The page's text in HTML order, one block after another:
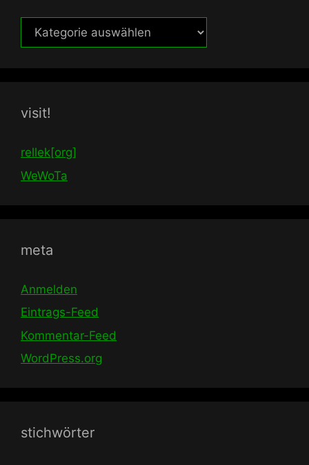
themen
visit!
rellek[org]
WeWoTa
meta
Anmelden
Eintrags-Feed
Kommentar-Feed
WordPress.org
stichwörter